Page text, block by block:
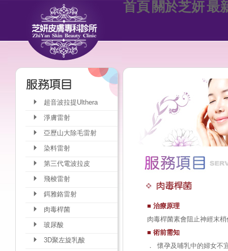
首頁 關於芝妍最
超音波拉提Ulthera
淨膚雷射
亞歷山大除毛雷射
染料雷射
第三代電波拉皮
飛梭雷射
鉺雅鉻雷射
肉毒桿菌
玻尿酸
3D聚左旋乳酸
■ 治療原理
肉毒桿菌素會阻止神經末
■ 術前需知
．
懷孕及哺乳中的婦女不